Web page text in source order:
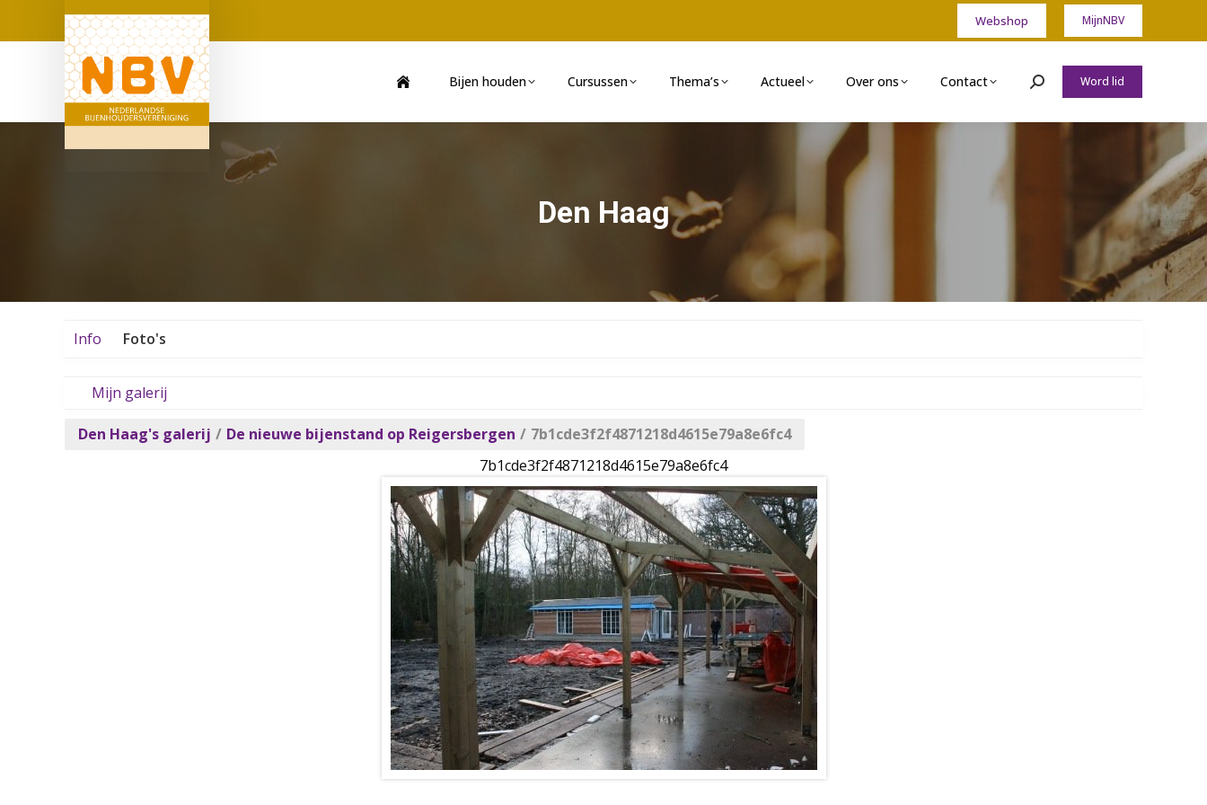
Webshop MijnNBV
Bijen houden Cursussen Thema’s Actueel Over ons Contact Zoeken:Word lid
Den Haag
Info Foto's
Mijn galerij
Den Haag's galerij / De nieuwe bijenstand op Reigersbergen / 7b1cde3f2f4871218d4615e79a8e6fc4
7b1cde3f2f4871218d4615e79a8e6fc4